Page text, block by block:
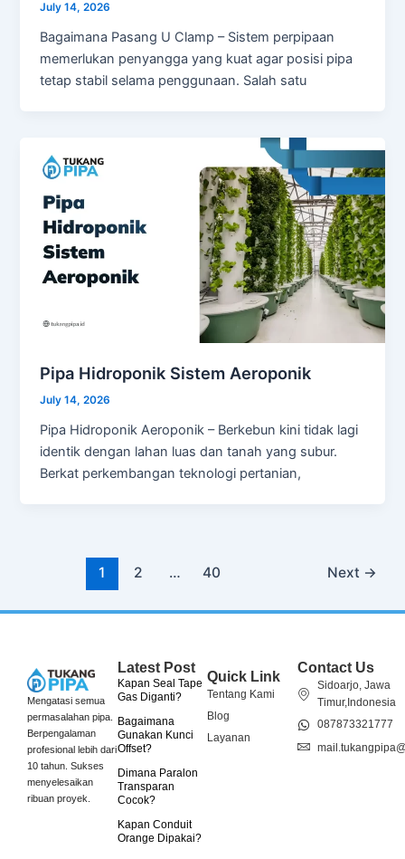
July 14, 2026
Bagaimana Pasang U Clamp – Sistem perpipaan
memerlukan penyangga yang kuat agar posisi pipa
tetap stabil selama penggunaan. Salah satu
Pipa Hidroponik Sistem Aeroponik
July 14, 2026
Pipa Hidroponik Aeroponik – Berkebun kini tidak lagi
identik dengan lahan luas dan tanah yang subur.
Berkat perkembangan teknologi pertanian,
1 2 … 40 Next →
Mengatasi semua
permasalahan pipa.
Berpengalaman
profesional lebih dari
10 tahun. Sukses
menyelesaikan
ribuan proyek.
Latest Post
Kapan Seal Tape
Gas Diganti?
Bagaimana
Gunakan Kunci
Offset?
Dimana Paralon
Transparan
Cocok?
Kapan Conduit
Orange Dipakai?
Quick Link
Tentang Kami
Blog
Layanan
Contact Us
Sidoarjo, Jawa
Timur,Indonesia
087873321777